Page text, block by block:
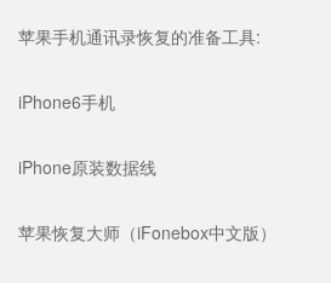
苹果手机通讯录恢复的准备工具:
iPhone6手机
iPhone原装数据线
苹果恢复大师（iFonebox中文版）